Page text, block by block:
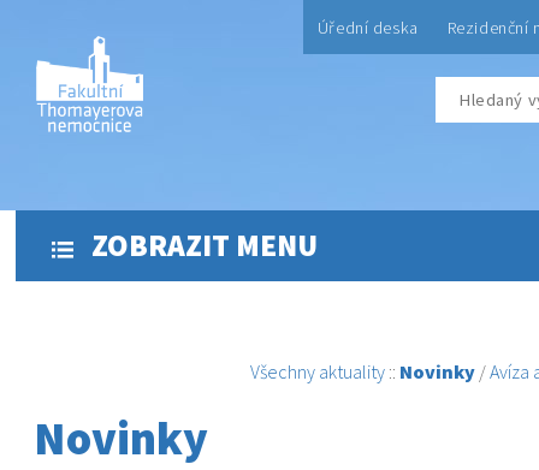
Úřední deska Rezidenční
ZOBRAZIT MENU
Všechny aktuality :: Novinky /Avíza
Novinky